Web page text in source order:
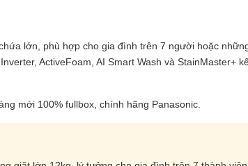
lớn, phù hợp cho gia đình trên 7 người hoặc
ActiveFoam, AI Smart Wash và StainMaster+
mới 100% fullbox, chính hãng Panasonic.